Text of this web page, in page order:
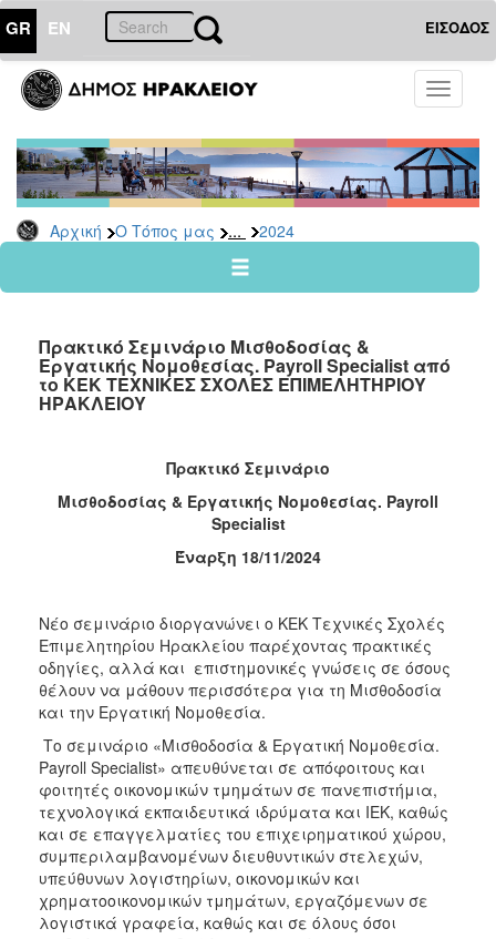
GR EN ΕΙΣΟΔΟΣ
Toggle
Αρχική Ο Τόπος μας ... 2024
ΤΟΠΟΣ
ΜΑΣ
Ανακοινώσεις
Αρχείο
2026
2024
2022
2021
2018
2012
2011
ΔΗΜΟΣ
ΠΟΛΙΤΙΣΜΟΣ
ΑΝΘΕΚΤΙΚΗ
ΠΟΛΗ
Πρακτικό Σεμινάριο Μισθοδοσίας &
Εργατικής Νομοθεσίας. Payroll Specialist από
το ΚΕΚ ΤΕΧΝΙΚΕΣ ΣΧΟΛΕΣ ΕΠΙΜΕΛΗΤΗΡΙΟΥ
ΗΡΑΚΛΕΙΟΥ
Πρακτικό Σεμινάριο
Μισθοδοσίας & Εργατικής Νομοθεσίας. Payroll
Specialist
Έναρξη 18/11/2024
Νέο σεμινάριο διοργανώνει ο ΚΕΚ Τεχνικές Σχολές
Επιμελητηρίου Ηρακλείου παρέχοντας πρακτικές
οδηγίες, αλλά και επιστημονικές γνώσεις σε όσους
θέλουν να μάθουν περισσότερα για τη Μισθοδοσία
και την Εργατική Νομοθεσία.
Το σεμινάριο «Μισθοδοσία & Εργατική Νομοθεσία.
Payroll Specialist» απευθύνεται σε απόφοιτους και
φοιτητές οικονομικών τμημάτων σε πανεπιστήμια,
τεχνολογικά εκπαιδευτικά ιδρύματα και ΙΕΚ, καθώς
και σε επαγγελματίες του επιχειρηματικού χώρου,
συμπεριλαμβανομένων διευθυντικών στελεχών,
υπεύθυνων λογιστηρίων, οικονομικών και
χρηματοοικονομικών τμημάτων, εργαζόμενων σε
λογιστικά γραφεία, καθώς και σε όλους όσοι